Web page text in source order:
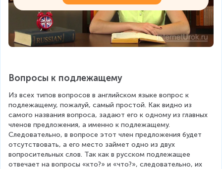
Вопросы к подлежащему
Из всех типов вопросов в английском языке вопрос к
подлежащему, пожалуй, самый простой. Как видно из
самого названия вопроса, задают его к одному из главных
членов предложения, а именно к подлежащему.
Следовательно, в вопросе этот член предложения будет
отсутствовать, а его место займет одно из двух
вопросительных слов. Так как в русском подлежащее
отвечает на вопросы «кто?» и «что?», следовательно, их